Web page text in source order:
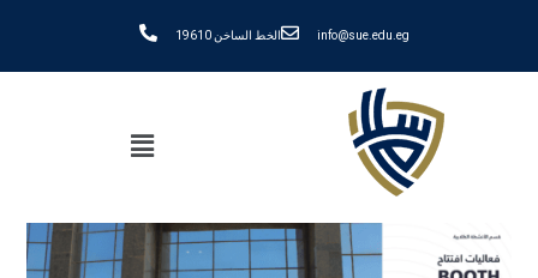
info@sue.edu.eg الخط الساخن 19610